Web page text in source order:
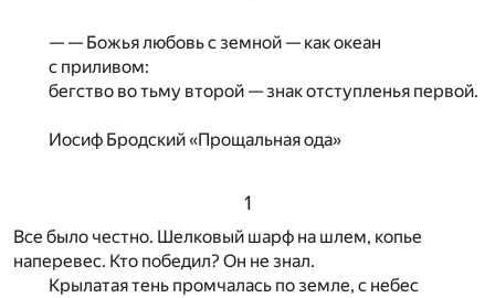
— — Божья любовь с земной — как океан
с приливом:
бегство во тьму второй — знак отступленья первой.
Иосиф Бродский «Прощальная ода»
1
Все было честно. Шелковый шарф на шлем, копье
наперевес. Кто победил? Он не знал.
Крылатая тень промчалась по земле, с небес